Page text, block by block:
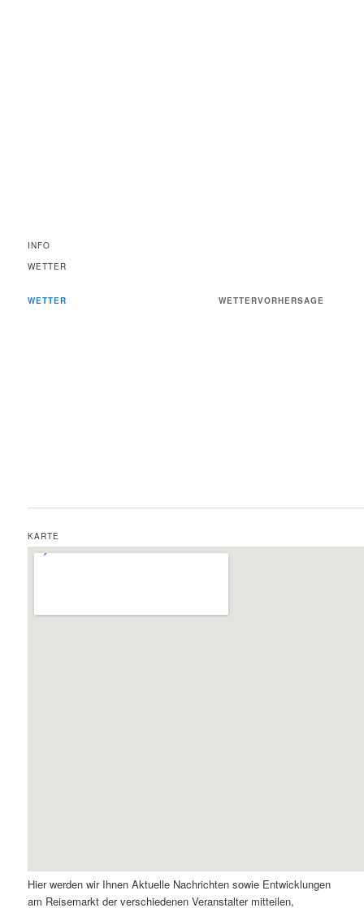
INFO
WETTER
WETTER WETTERVORHERSAGE
KARTE
Hier werden wir Ihnen Aktuelle Nachrichten sowie Entwicklungen
am Reisemarkt der verschiedenen Veranstalter mitteilen,